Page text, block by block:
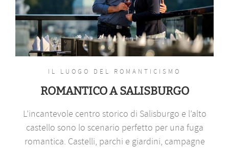
IL LUOGO DEL ROMANTICISMO
ROMANTICO A SALISBURGO
L’incantevole centro storico di Salisburgo e l’alto
castello sono lo scenario perfetto per una fuga
romantica. Castelli, parchi e giardini, campagne